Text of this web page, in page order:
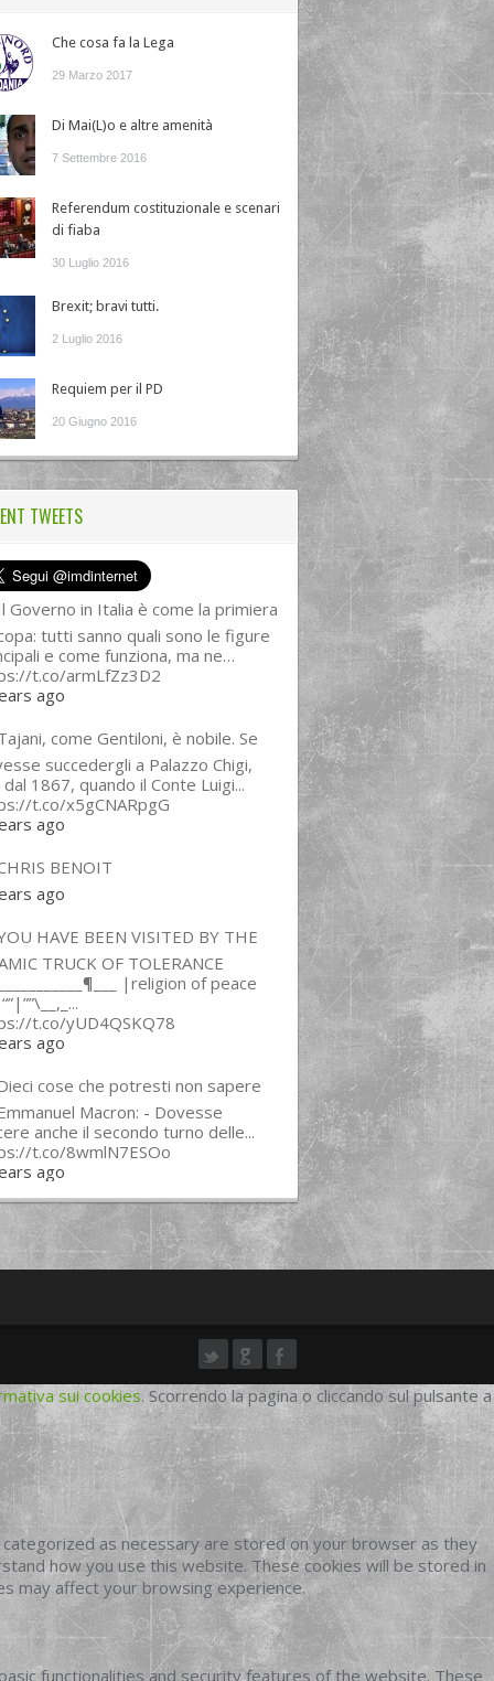
Che cosa fa la Lega
29 Marzo 2017
Di Mai(L)o e altre amenità
7 Settembre 2016
Referendum costituzionale e scenari
di fiaba
30 Luglio 2016
Brexit; bravi tutti.
2 Luglio 2016
Requiem per il PD
20 Giugno 2016
TWEETS
Governo in Italia è come la primiera
tutti sanno quali sono le figure
e come funziona, ma ne…
t.co/armLfZz3D2
ago
come Gentiloni, è nobile. Se
succedergli a Palazzo Chigi,
1867, quando il Conte Luigi...
t.co/x5gCNARpgG
ago
BENOIT
ago
HAVE BEEN VISITED BY THE
TRUCK OF TOLERANCE
|religion of peace
t.co/yUD4QSKQ78
ago
cose che potresti non sapere
Macron: - Dovesse
anche il secondo turno delle...
t.co/8wmlN7ESOo
ago
sui cookies. Scorrendo la pagina o cliccando sul pulsante a
as necessary are stored on your browser as they
how you use this website. These cookies will be stored in
may affect your browsing experience.
functionalities and security features of the website. These